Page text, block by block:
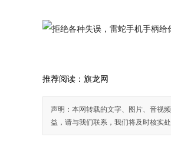
推荐阅读： 旗龙网
声明：本网转载的文字、图片、音视
益，请与我们联系，我们将及时核实处